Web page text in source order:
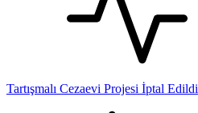
Tartışmalı Cezaevi Projesi İptal Edildi